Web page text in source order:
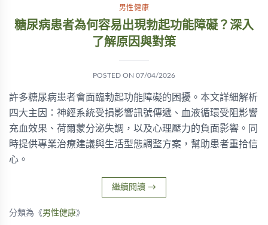
男性健康
糖尿病患者為何容易出現勃起功能障礙？深入
了解原因與對策
POSTED ON 07/04/2026
許多糖尿病患者會面臨勃起功能障礙的困擾。本文詳細解析
四大主因：神經系統受損影響訊號傳遞、血液循環受阻影響
充血效果、荷爾蒙分泌失調，以及心理壓力的負面影響。同
時提供專業治療建議與生活型態調整方案，幫助患者重拾信
心。
繼續閱讀 →
分類為《男性健康》